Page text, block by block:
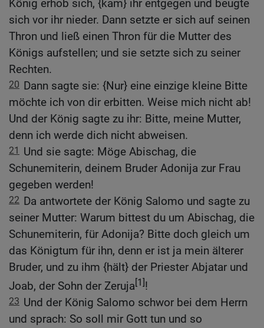
König erhob sich, {kam} ihr entgegen und beugte
sich vor ihr nieder. Dann setzte er sich auf seinen
Thron und ließ einen Thron für die Mutter des
Königs aufstellen; und sie setzte sich zu seiner
Rechten.
20 Dann sagte sie: {Nur} eine einzige kleine Bitte
möchte ich von dir erbitten. Weise mich nicht ab!
Und der König sagte zu ihr: Bitte, meine Mutter,
denn ich werde dich nicht abweisen.
21 Und sie sagte: Möge Abischag, die
Schunemiterin, deinem Bruder Adonija zur Frau
gegeben werden!
22 Da antwortete der König Salomo und sagte zu
seiner Mutter: Warum bittest du um Abischag, die
Schunemiterin, für Adonija? Bitte doch gleich um
das Königtum für ihn, denn er ist ja mein älterer
Bruder, und zu ihm {hält} der Priester Abjatar und
Joab, der Sohn der Zeruja[1]!
23 Und der König Salomo schwor bei dem Herrn
und sprach: So soll mir Gott tun und so